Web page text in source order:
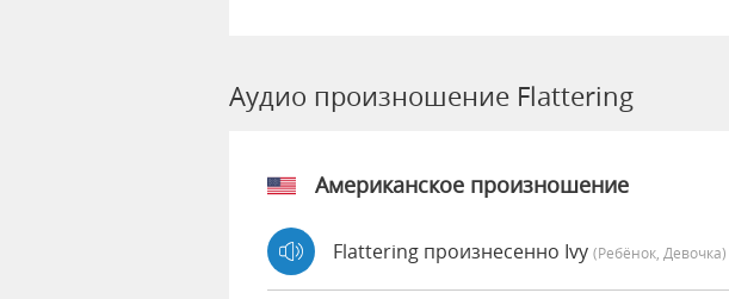
Аудио произношение Flattering
Американское произношение
Flattering произнесенно Ivy (Ребёнок, Девочка)